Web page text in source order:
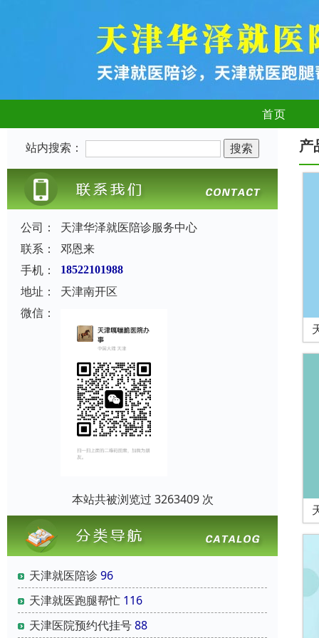
首页
站内搜索：
公司：
天津华泽就医陪诊服务中心
联系：
邓恩来
手机：
18522101988
地址：
天津南开区
微信：
本站共被浏览过 3263409 次
天津就医陪诊96
天津就医跑腿帮忙 116
天津医院预约代挂号88
产